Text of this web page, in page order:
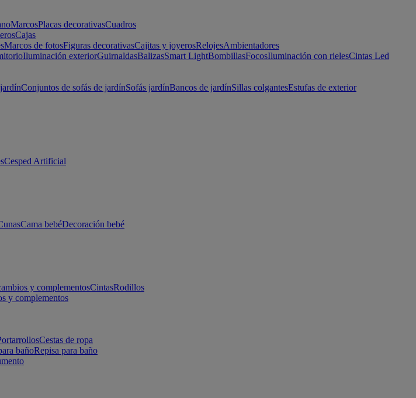
MarcosPlacas decorativasCuadros
Cajas
Marcos de fotosFiguras decorativasCajitas y joyerosRelojesAmbientadores
Iluminación exteriorGuirnaldasBalizasSmart LightBombillasFocosIluminación con rielesCintas Led
Conjuntos de sofás de jardínSofás jardínBancos de jardínSillas colgantesEstufas de exterior
Cesped Artificial
Cama bebéDecoración bebé
y complementosCintasRodillos
y complementos
Cestas de ropa
bañoRepisa para baño